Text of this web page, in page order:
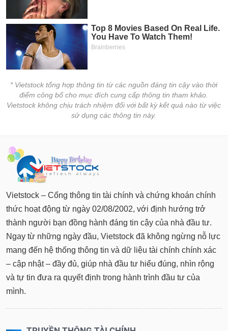
* Vietstock tổng hợp thông tin từ các nguồn đáng tin cậy vào thời
điểm công bố cho mục đích cung cấp thông tin tham khảo.
Vietstock không chịu trách nhiệm đối với bất kỳ kết quả nào từ việc
sử dụng các thông tin này.
Vietstock – Cổng thông tin tài chính và chứng khoán chính
thức hoạt động từ ngày 02/08/2002, với định hướng trở
thành người bạn đồng hành đáng tin cậy của nhà đầu tư.
Ngay từ những ngày đầu, Vietstock đã không ngừng nỗ lực
mang đến hệ thống thông tin và dữ liệu tài chính chính xác
– cập nhật – đầy đủ, giúp nhà đầu tư hiểu đúng, nhìn rộng
và tự tin đưa ra quyết định trong hành trình đầu tư của
mình.